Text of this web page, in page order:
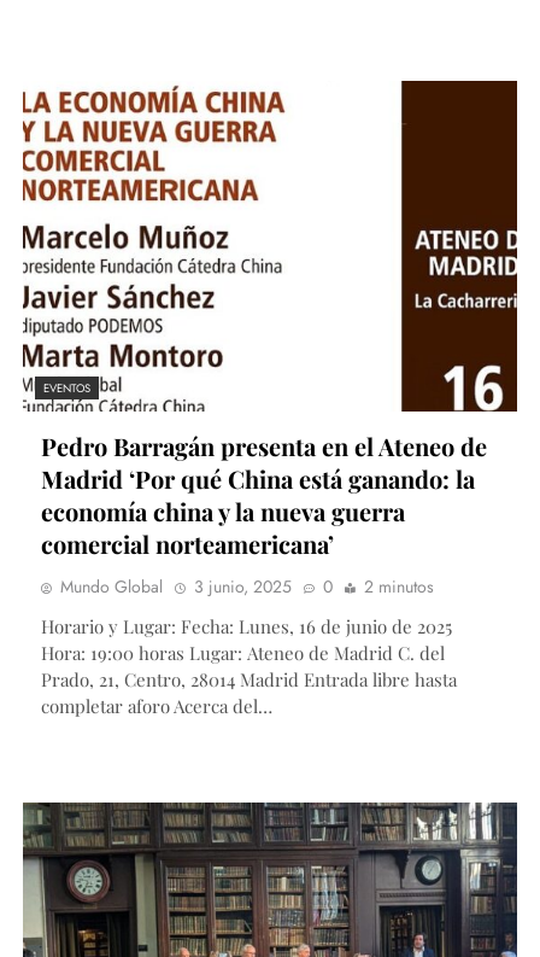
EVENTOS
Pedro Barragán presenta en el Ateneo de
Madrid ‘Por qué China está ganando: la
economía china y la nueva guerra
comercial norteamericana’
Mundo Global 3 junio, 2025 0
2 minutos
Horario y Lugar: Fecha: Lunes, 16 de junio de 2025
Hora: 19:00 horas Lugar: Ateneo de Madrid C. del
Prado, 21, Centro, 28014 Madrid Entrada libre hasta
completar aforo Acerca del…